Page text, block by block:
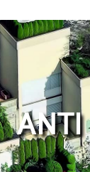
ANTI